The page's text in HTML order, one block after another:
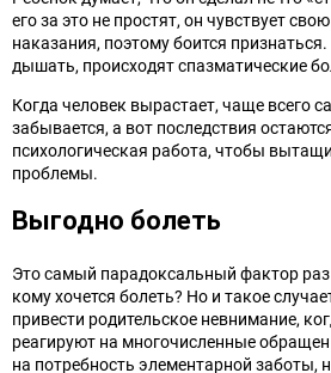
его за это не простят, он чувствует
наказания, поэтому боится
дышать, происходят спазматические
Когда человек вырастает, чаще всего
забывается, а вот последствия
психологическая работа, чтобы
проблемы.
Выгодно болеть
Это самый парадоксальный фактор
кому хочется болеть? Но и такое
привести родительское невнимание,
реагируют на многочисленные
на потребность элементарной заботы,